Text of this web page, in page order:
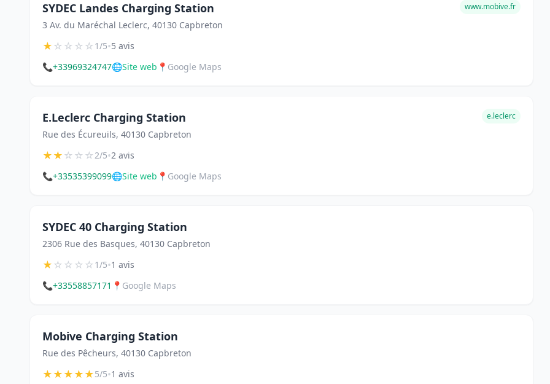
SYDEC Landes Charging Station
3 Av. du Maréchal Leclerc, 40130 Capbreton
www.mobive.fr
★☆☆☆☆1/5•5 avis
📞+33969324747🌐Site web 📍 Google Maps
E.Leclerc Charging Station
Rue des Écureuils, 40130 Capbreton
e.leclerc
★★☆☆☆2/5•2 avis
📞+33535399099🌐Site web 📍 Google Maps
SYDEC 40 Charging Station
2306 Rue des Basques, 40130 Capbreton
★☆☆☆☆1/5•1 avis
📞+33558857171 📍 Google Maps
Mobive Charging Station
Rue des Pêcheurs, 40130 Capbreton
★★★★★5/5•1 avis